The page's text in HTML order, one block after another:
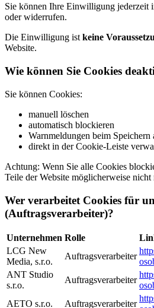
Sie können Ihre Einwilligung jederzeit
oder widerrufen.
Die Einwilligung istkeine
Website.
Wie können Sie Cookies
Sie können Cookies:
manuell löschen
automatisch blockieren
Warnmeldungen beim Speichern
direkt in der Cookie‑Leiste
Achtung: Wenn Sie alle Cookies
Teile der Website möglicherweise nicht
Wer verarbeitet Cookies für
(Auftragsverarbeiter)?
Unternehmen Rolle
LCG New
Media, s.r.o.
Auftragsverarbeiter
ANT Studio
s.r.o.
Auftragsverarbeiter
AETO s.r.o.
Auftragsverarbeiter